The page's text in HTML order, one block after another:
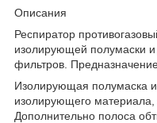
Описания
Респиратор
изолирующей полумаски и
фильтров.
Изолирующая полумаска
изолирующего материала,
Дополнительно полоса